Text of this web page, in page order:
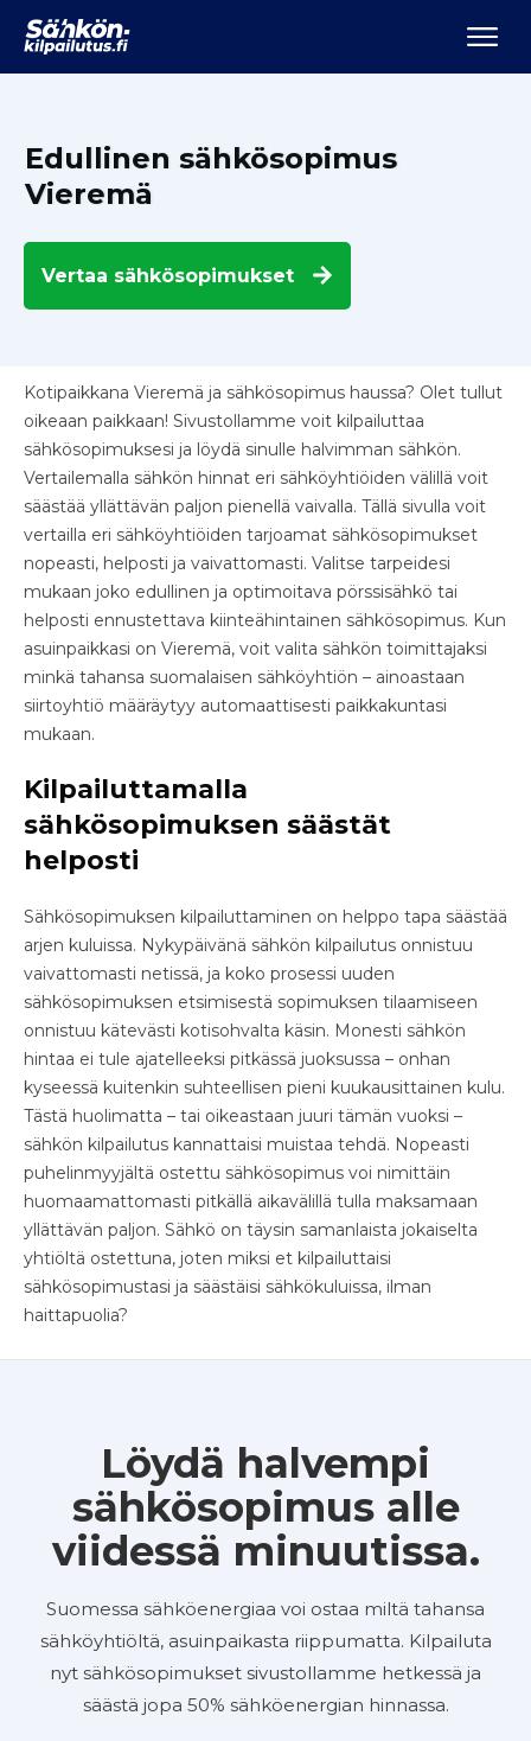
Edullinen sähkösopimus
Vieremä
Vertaa sähkösopimukset
Kotipaikkana Vieremä ja sähkösopimus haussa? Olet tullut
oikeaan paikkaan! Sivustollamme voit kilpailuttaa
sähkösopimuksesi ja löydä sinulle halvimman sähkön.
Vertailemalla sähkön hinnat eri sähköyhtiöiden välillä voit
säästää yllättävän paljon pienellä vaivalla. Tällä sivulla voit
vertailla eri sähköyhtiöiden tarjoamat sähkösopimukset
nopeasti, helposti ja vaivattomasti. Valitse tarpeidesi
mukaan joko edullinen ja optimoitava pörssisähkö tai
helposti ennustettava kiinteähintainen sähkösopimus. Kun
asuinpaikkasi on Vieremä, voit valita sähkön toimittajaksi
minkä tahansa suomalaisen sähköyhtiön – ainoastaan
siirtoyhtiö määräytyy automaattisesti paikkakuntasi
mukaan.
Kilpailuttamalla
sähkösopimuksen säästät
helposti
Sähkösopimuksen kilpailuttaminen on helppo tapa säästää
arjen kuluissa. Nykypäivänä sähkön kilpailutus onnistuu
vaivattomasti netissä, ja koko prosessi uuden
sähkösopimuksen etsimisestä sopimuksen tilaamiseen
onnistuu kätevästi kotisohvalta käsin. Monesti sähkön
hintaa ei tule ajatelleeksi pitkässä juoksussa – onhan
kyseessä kuitenkin suhteellisen pieni kuukausittainen kulu.
Tästä huolimatta – tai oikeastaan juuri tämän vuoksi –
sähkön kilpailutus kannattaisi muistaa tehdä. Nopeasti
puhelinmyyjältä ostettu sähkösopimus voi nimittäin
huomaamattomasti pitkällä aikavälillä tulla maksamaan
yllättävän paljon. Sähkö on täysin samanlaista jokaiselta
yhtiöltä ostettuna, joten miksi et kilpailuttaisi
sähkösopimustasi ja säästäisi sähkökuluissa, ilman
haittapuolia?
Löydä halvempi
sähkösopimus alle
viidessä minuutissa.
Suomessa sähköenergiaa voi ostaa miltä tahansa
sähköyhtiöltä, asuinpaikasta riippumatta. Kilpailuta
nyt sähkösopimukset sivustollamme hetkessä ja
säästä jopa 50% sähköenergian hinnassa.